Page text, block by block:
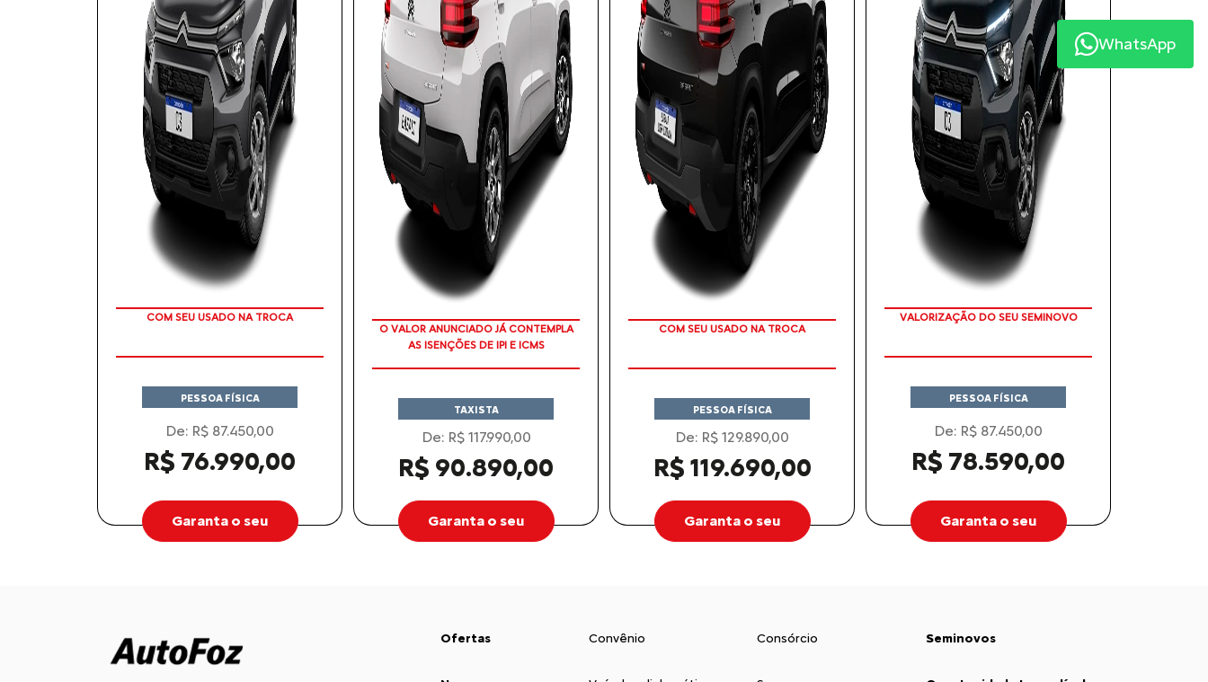
APROVEITE!
PESSOA FÍSICA
De: R$ 87.450,00
R$ 76.990,00
Garanta o seu
APROVEITE!
TAXISTA
De: R$ 117.990,00
R$ 90.890,00
Garanta o seu
APROVEITE!
PESSOA FÍSICA
De: R$ 129.890,00
R$ 119.690,00
Garanta o seu
APROVEITE!
PESSOA FÍSICA
De: R$ 87.450,00
R$ 78.590,00
Garanta o seu
Ofertas Convênio Consórcio Seminovos
WhatsApp